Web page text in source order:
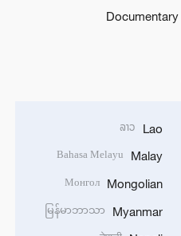
Documentary
Lao
ລາວ
Malay
Bahasa Melayu
Mongolian
Монгол
Myanmar
မြန်မာဘာသာ